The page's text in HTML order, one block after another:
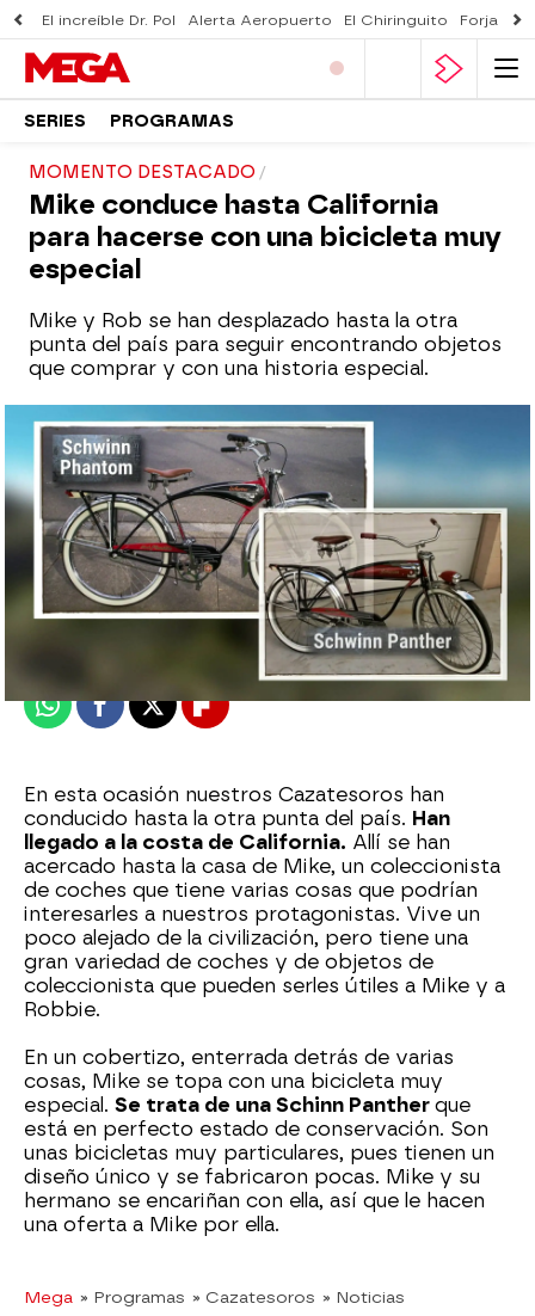
El increíble Dr. Pol Alerta Aeropuerto El Chiringuito Forjado
SERIES PROGRAMAS
MOMENTO DESTACADO
Mike conduce hasta California
para hacerse con una bicicleta muy
especial
Mike y Rob se han desplazado hasta la otra
punta del país para seguir encontrando objetos
que comprar y con una historia especial.
mega
21 de mayo de 2024, 21:32
WhatsappFacebook
X Flipboard
En esta ocasión nuestros Cazatesoros han
conducido hasta la otra punta del país. Han
llegado a la costa de California. Allí se han
acercado hasta la casa de Mike, un coleccionista
de coches que tiene varias cosas que podrían
interesarles a nuestros protagonistas. Vive un
poco alejado de la civilización, pero tiene una
gran variedad de coches y de objetos de
coleccionista que pueden serles útiles a Mike y a
Robbie.
En un cobertizo, enterrada detrás de varias
cosas, Mike se topa con una bicicleta muy
especial. Se trata de una Schinn Panther que
está en perfecto estado de conservación. Son
unas bicicletas muy particulares, pues tienen un
diseño único y se fabricaron pocas. Mike y su
hermano se encariñan con ella, así que le hacen
una oferta a Mike por ella.
Mega » Programas » Cazatesoros » Noticias